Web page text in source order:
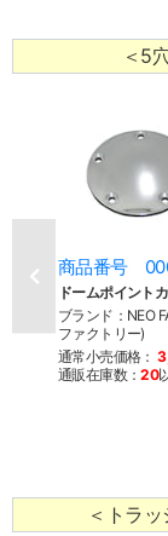
＜5
商品番号
ドームポイント
ブランド：NEO
ファクトリー)
通常小売価格：
通販在庫数：20
＜トラ